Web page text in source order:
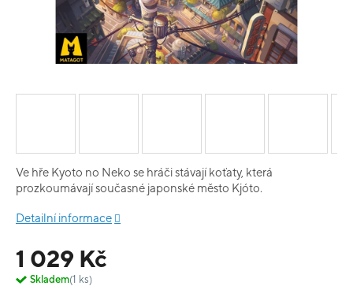
1 029 Kč
Skladem(1 ks)
Ve hře Kyoto no Neko se hráči stávají koťaty, která
prozkoumávají současné japonské město Kjóto.
Detailní informace